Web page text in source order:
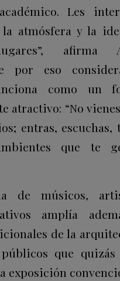
Les
la atmósfera y la
afirma
por eso
como un
atractivo: “No
entras, escuchas,
que te
de músicos,
amplía
de la
que quizás
exposición